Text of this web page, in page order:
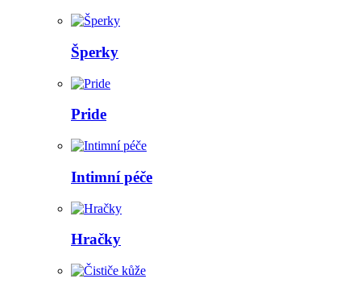
Šperky
Pride
Intimní péče
Hračky